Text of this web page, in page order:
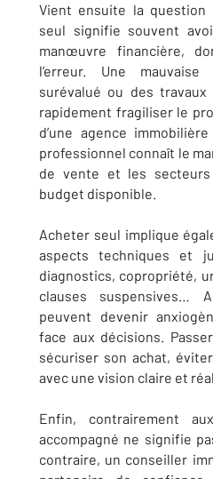
Vient ensuite la
seul signifie souvent
manœuvre financière,
l’erreur. Une
surévalué ou des
rapidement fragiliser le
d’une agence
professionnel connaît le
de vente et les
budget disponible.
Acheter seul implique
aspects techniques et
diagnostics, copropriété,
clauses suspensives…
peuvent devenir
face aux décisions.
sécuriser son achat,
avec une vision claire et
Enfin, contrairement
accompagné ne signifie
contraire, un conseiller